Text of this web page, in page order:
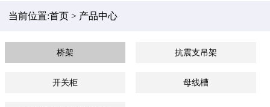
当前位置:首页 > 产品中心
桥架 抗震支吊架
开关柜 母线槽